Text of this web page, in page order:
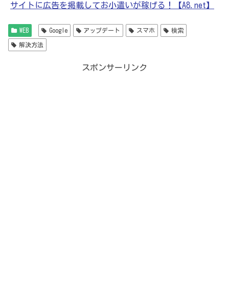
サイトに広告を掲載してお小遣いが稼げる！【A8.net】
WEB Google アップデート スマホ 検索
解決方法
スポンサーリンク